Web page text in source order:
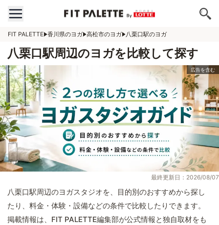
FIT PALETTE 香川県のヨガ 高松市のヨガ 八栗口駅のヨガ
八栗口駅周辺のヨガを比較して探す
最終更新日：2026/08/07
八栗口駅周辺のヨガスタジオを、目的別のおすすめから探し
たり、料金・体験・設備などの条件で比較したりできます。
掲載情報は、FIT PALETTE編集部が公式情報と独自取材をも